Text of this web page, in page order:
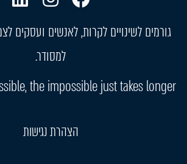
גורמים לשינויים לקרות, לאנשים ועסקים
למסודר.
the impossible just takes longer
הצהרת נגישות